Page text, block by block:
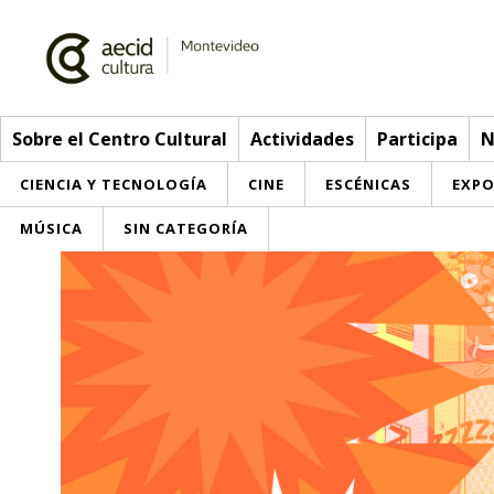
Sobre el Centro Cultural Actividades Participa
CIENCIA Y TECNOLOGÍA CINE ESCÉNICAS
MÚSICA SIN CATEGORÍA
Sobre el Centro Cultural
Red AECID
Equipo
Instalaciones
Actividades
> Ir a Actividades
Esta semana
Inscripciones
Envíanos tu propuesta
Buzón de sugerencias
Noticias
Convocatorias